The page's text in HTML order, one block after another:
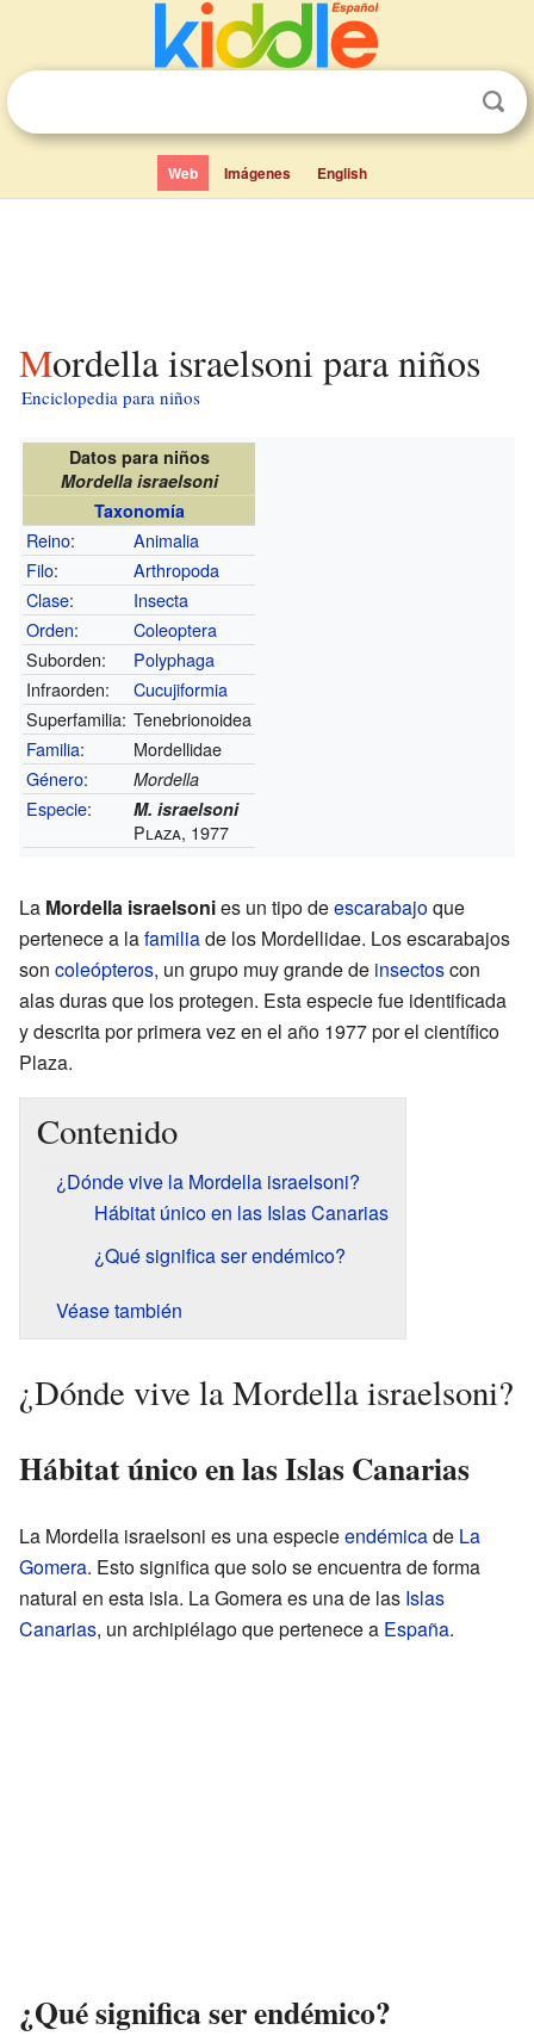
Web Imágenes English
Mordella israelsoni para niños
Enciclopedia para niños
Datos para niños
Mordella israelsoni
Taxonomía
Reino:
Animalia
Filo:
Arthropoda
Clase:
Insecta
Orden:
Coleoptera
Suborden:
Polyphaga
Infraorden:
Cucujiformia
Superfamilia: Tenebrionoidea
Familia:
Mordellidae
Género: Mordella
Especie: M. israelsoni
Plaza, 1977
La Mordella israelsonies un tipo deescarabajoque
pertenece a lafamiliade los Mordellidae. Los escarabajos
son coleópteros, un grupo muy grande de insectoscon
alas duras que los protegen. Esta especie fue identificada
y descrita por primera vez en el año 1977 por el científico
Plaza.
Contenido
¿Dónde vive la Mordella israelsoni?
Hábitat único en las Islas Canarias
¿Qué significa ser endémico?
Véase también
¿Dónde vive la Mordella israelsoni?
Hábitat único en las Islas Canarias
La Mordella israelsoni es una especieendémicade La
Gomera. Esto significa que solo se encuentra de forma
natural en esta isla. La Gomera es una de las Islas
Canarias, un archipiélago que pertenece a España.
¿Qué significa ser endémico?